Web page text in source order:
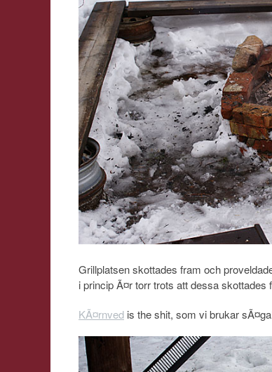
Grillplatsen skottades fram och
i princip Ã¤r torr trots att dessa
KÃ¤rnved is the shit, som vi brukar